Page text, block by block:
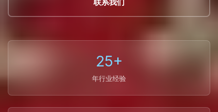
25+
年行业经验